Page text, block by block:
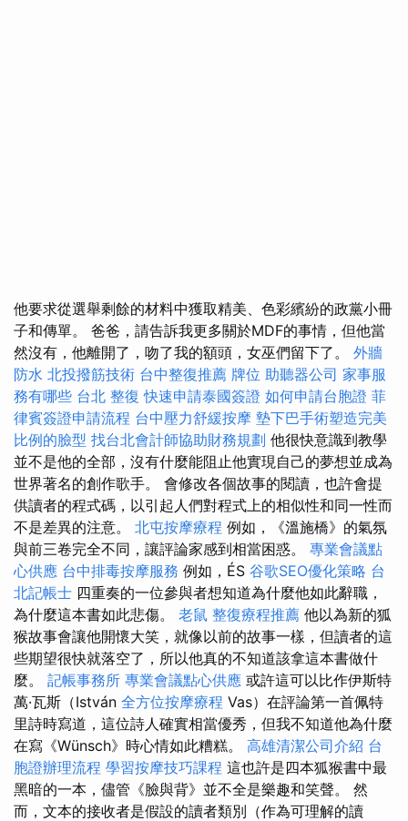
他要求從選舉剩餘的材料中獲取精美、色彩繽紛的政黨小冊
子和傳單。 爸爸，請告訴我更多關於MDF的事情，但他當
然沒有，他離開了，吻了我的額頭，女巫們留下了。 外牆
防水 北投撥筋技術 台中整復推薦 牌位 助聽器公司 家事服
務有哪些 台北 整復 快速申請泰國簽證 如何申請台胞證 菲
律賓簽證申請流程 台中壓力舒緩按摩 墊下巴手術塑造完美
比例的臉型 找台北會計師協助財務規劃 他很快意識到教學
並不是他的全部，沒有什麼能阻止他實現自己的夢想並成為
世界著名的創作歌手。 會修改各個故事的閱讀，也許會提
供讀者的程式碼，以引起人們對程式上的相似性和同一性而
不是差異的注意。 北屯按摩療程 例如，《溫施橋》的氣氛
與前三卷完全不同，讓評論家感到相當困惑。 專業會議點
心供應 台中排毒按摩服務 例如，ÉS 谷歌SEO優化策略 台
北記帳士 四重奏的一位參與者想知道為什麼他如此辭職，
為什麼這本書如此悲傷。 老鼠 整復療程推薦 他以為新的狐
猴故事會讓他開懷大笑，就像以前的故事一樣，但讀者的這
些期望很快就落空了，所以他真的不知道該拿這本書做什
麼。 記帳事務所 專業會議點心供應 或許這可以比作伊斯特
萬·瓦斯（István 全方位按摩療程 Vas）在評論第一首佩特
里詩時寫道，這位詩人確實相當優秀，但我不知道他為什麼
在寫《Wünsch》時心情如此糟糕。 高雄清潔公司介紹 台
胞證辦理流程 學習按摩技巧課程 這也許是四本狐猴書中最
黑暗的一本，儘管《臉與背》並不全是樂趣和笑聲。 然
而，文本的接收者是假設的讀者類別（作為可理解的讀